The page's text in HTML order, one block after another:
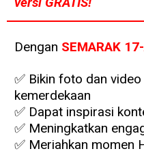
Dengan SEMARAK
✅ Bikin foto dan
kemerdekaan
✅ Dapat inspirasi
✅ Meningkatkan
✅ Meriahkan momen